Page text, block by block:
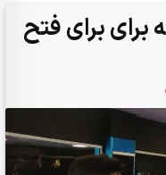
برای برای فتح